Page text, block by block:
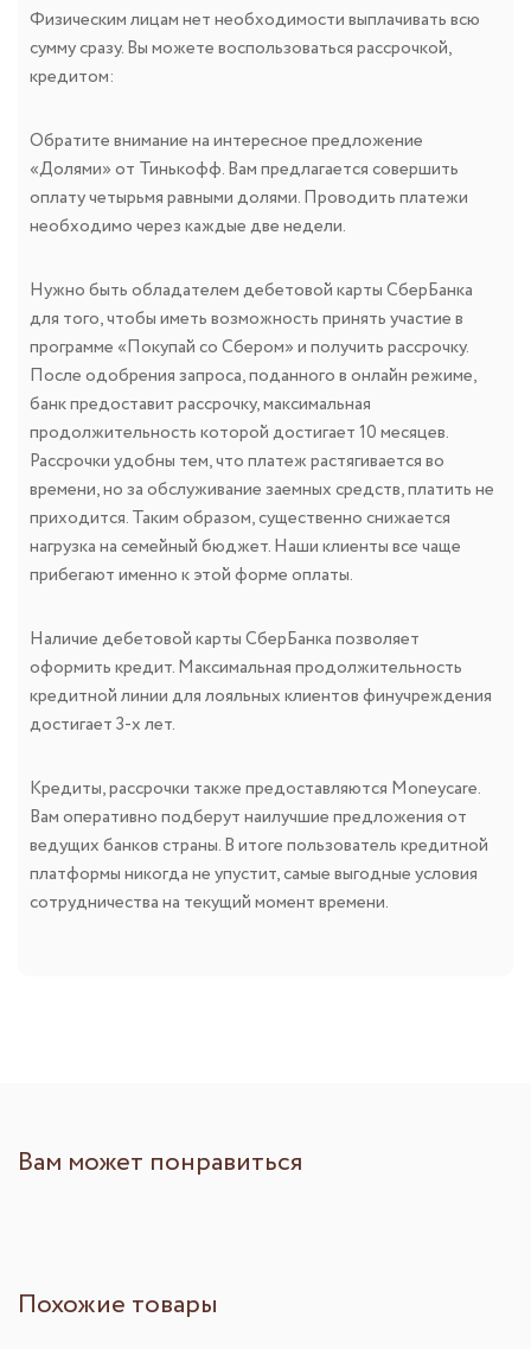
Физическим лицам нет необходимости выплачивать всю
сумму сразу. Вы можете воспользоваться рассрочкой,
кредитом:
Обратите внимание на интересное предложение
«Долями» от Тинькофф. Вам предлагается совершить
оплату четырьмя равными долями. Проводить платежи
необходимо через каждые две недели.
Нужно быть обладателем дебетовой карты СберБанка
для того, чтобы иметь возможность принять участие в
программе «Покупай со Сбером» и получить рассрочку.
После одобрения запроса, поданного в онлайн режиме,
банк предоставит рассрочку, максимальная
продолжительность которой достигает 10 месяцев.
Рассрочки удобны тем, что платеж растягивается во
времени, но за обслуживание заемных средств, платить не
приходится. Таким образом, существенно снижается
нагрузка на семейный бюджет. Наши клиенты все чаще
прибегают именно к этой форме оплаты.
Наличие дебетовой карты СберБанка позволяет
оформить кредит. Максимальная продолжительность
кредитной линии для лояльных клиентов финучреждения
достигает 3-х лет.
Кредиты, рассрочки также предоставляются Moneycare.
Вам оперативно подберут наилучшие предложения от
ведущих банков страны. В итоге пользователь кредитной
платформы никогда не упустит, самые выгодные условия
сотрудничества на текущий момент времени.
Вам может понравиться
Похожие товары